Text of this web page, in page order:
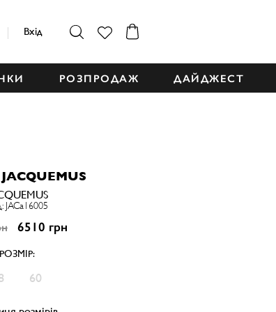
Вхід
РОЗПРОДАЖ ДАЙДЖЕСТ
JACa16005
6510 грн
РОЗМІР:
60